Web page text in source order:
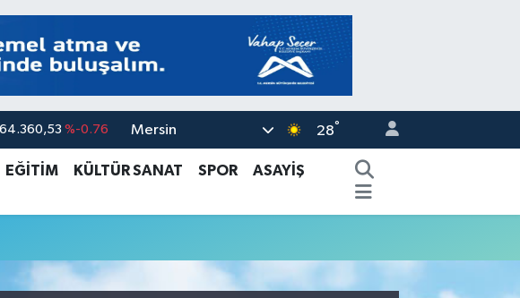
64.360,53 %-0.76
47,7069 %0.17
6574.81 %1.44
13.887 %64
Mersin 28°
EĞİTİM KÜLTÜR SANAT SPOR
ASAYİŞ